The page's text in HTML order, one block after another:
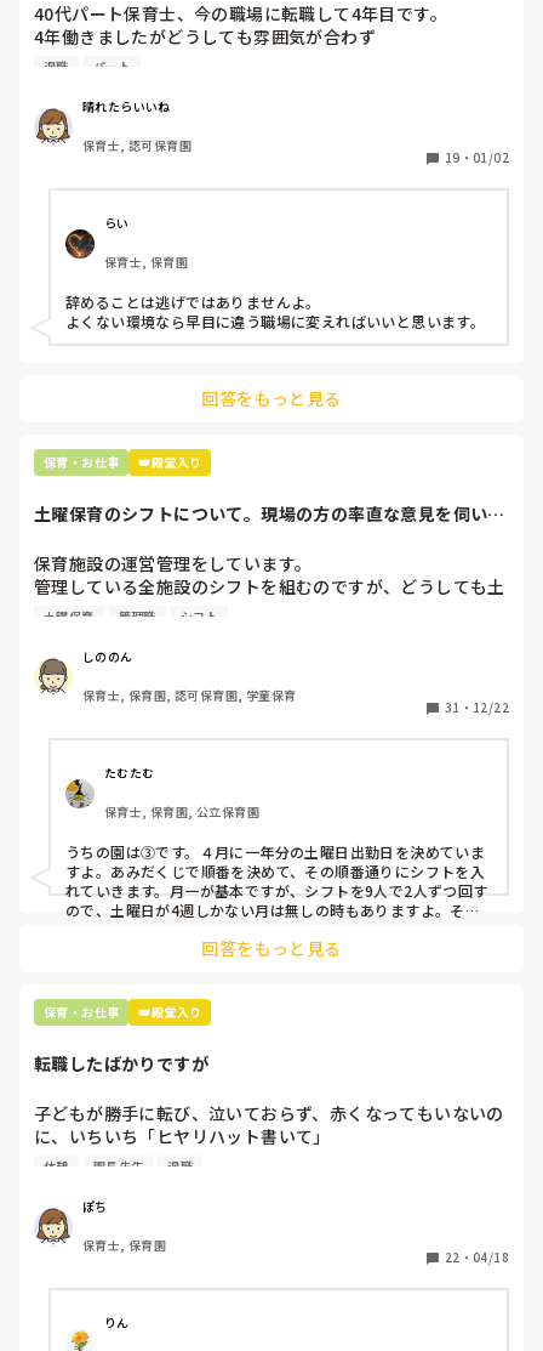
40代パート保育士、今の職場に転職して4年目です。
4年働きましたがどうしても雰囲気が合わず
退職しようと思っています。
周りの職員は、勤続10年以上から何十年という先生がほとん
どです。
保護者子どもの愚痴悪口が多く、
今で言う不適切保育も
仕方ないよね
もう何も言わずに
子どもの言いなりになればいいんだね
などいう意見で…
上の先生に相談することは難しそうです。
最後の職場にしようと思っていましたが
辞めることは逃げ、と、過去辞めた人も何年も言われ続けて
います
退職 パート
晴れたらいいね
保育士, 認可保育園
19 ・ 01/02
らい
保育士, 保育園
辞めることは逃げではありませんよ。
よくない環境なら早目に違う職場に変えればいいと思います。
回答をもっと見る
保育・お仕事 👑殿堂入り
土曜保育のシフトについて。現場の方の率直な意見を伺いた
保育施設の運営管理をしています。
管理している全施設のシフトを組むのですが、どうしても土
曜保育だけは入れる方が少なく、いつも苦労しています。
て入職しているはずですが、いざ勤務が始まると一日も土曜
出勤が出来ない方ばかりです。
①土曜日の希望休は2日まで、と制限をかける
②毎月、必ず土曜保育に入ることのできる日を1日だけピッ
クアップしてもらう
③仮シフトが出た時、土曜出勤が難しければ自身で代わりの
人を交渉して見つけてもらう
上記のいずれかの対策を取り入れることを考えています。
土曜保育 管理職 シフト
しののん
保育士, 保育園, 認可保育園, 学童保育
31 ・ 12/22
たむたむ
保育士, 保育園, 公立保育園
うちの園は③です。４月に一年分の土曜日出勤日を決めていま
すよ。あみだくじで順番を決めて、その順番通りにシフトを入
れていきます。月一が基本ですが、シフトを9人で2人ずつ回す
ので、土曜日が4週しかない月は無しの時もありますよ。その
て貰い、主任に報告してます。
回答をもっと見る
保育・お仕事 👑殿堂入り
転職したばかりですが
子どもが勝手に転び、泣いておらず、赤くなってもいないの
に、いちいち「ヒヤリハット書いて」
と書かされ
（そう言う本人は書かない）
しかも、上司に↑この内容でも
ちゃんと考えて対策を練って書き込むようにと。
呼ばれて一緒に対策を考えさせられること多数
休憩 園長先生 退職
ぽち
保育士, 保育園
22 ・ 04/18
りん